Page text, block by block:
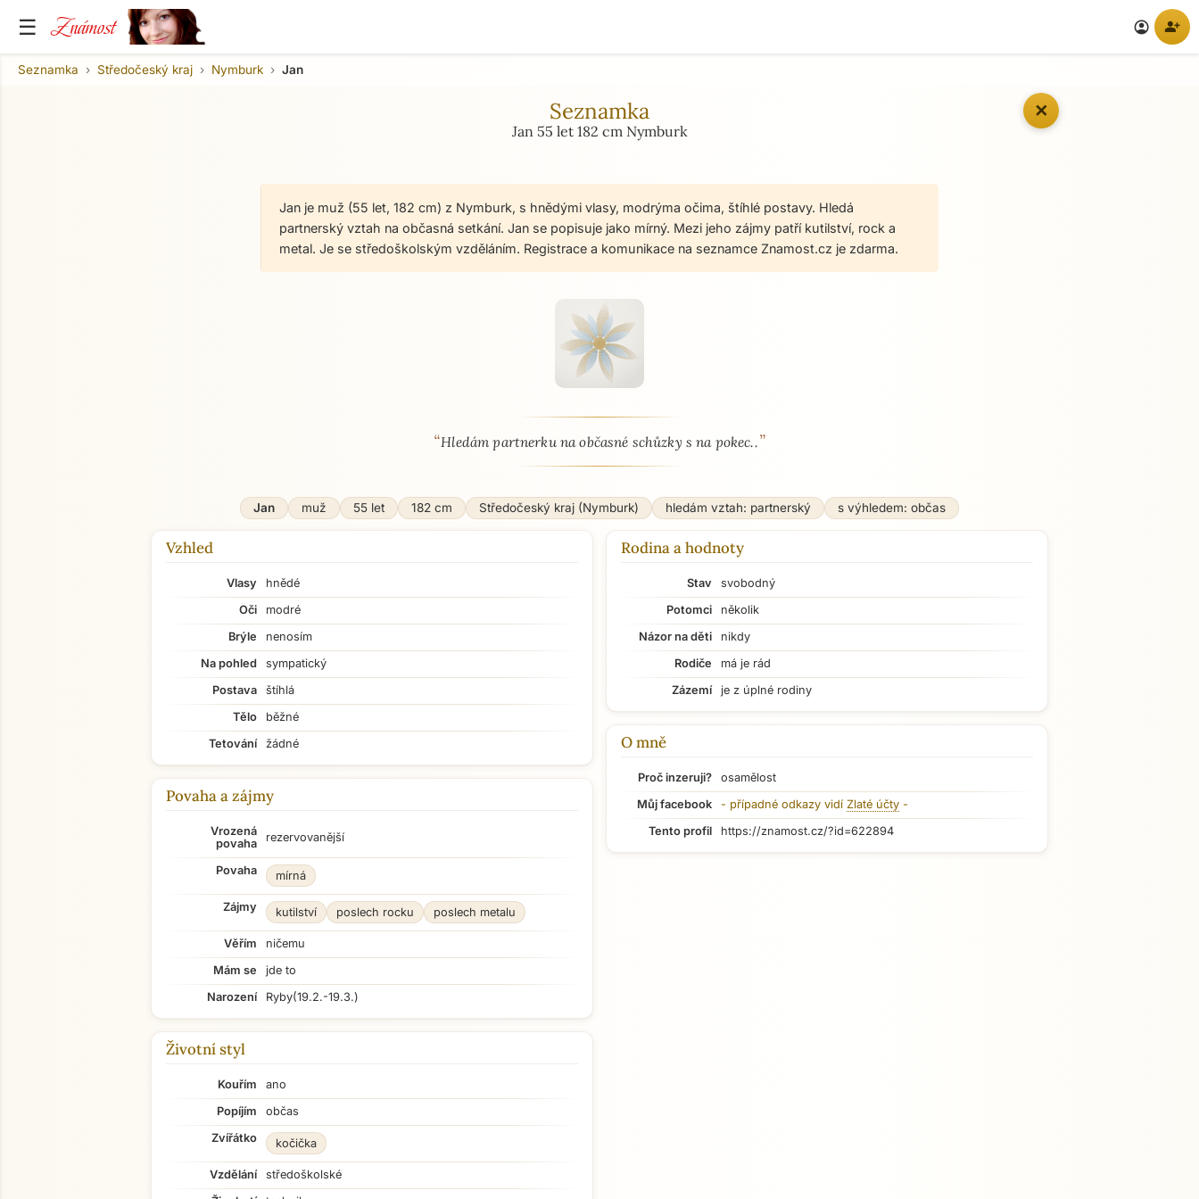
☰ Známost account_circle person_add
✕
Seznamka Středočeský kraj Nymburk Jan
Seznamka
Jan 55 let 182 cm Nymburk
Jan je muž (55 let, 182 cm) z Nymburk, s hnědými vlasy, modrýma očima, štíhlé postavy. Hledá
partnerský vztah na občasná setkání. Jan se popisuje jako mírný. Mezi jeho zájmy patří kutilství, rock a
metal. Je se středoškolským vzděláním. Registrace a komunikace na seznamce Znamost.cz je zdarma.
O mně - seznamka profil
“Hledám partnerku na občasné schůzky s na pokec..”
Jan muž 55 let 182 cm Středočeský kraj (Nymburk) hledám vztah: partnerský s výhledem: občas
Vzhled
Vlasy
hnědé
Oči
modré
Brýle
nenosím
Na pohled
sympatický
Postava
štíhlá
Tělo
běžné
Tetování
žádné
Povaha a zájmy
Vrozená
povaha
rezervovanější
Povaha mírná
Zájmy kutilství poslech rocku poslech metalu
Věřím
ničemu
Mám se
jde to
Narození
Ryby(19.2.-19.3.)
Životní styl
Kouřím
ano
Popíjím
občas
Zvířátko
kočička
Vzdělání
středoškolské
Rodina a hodnoty
Stav
svobodný
Potomci
několik
Názor na děti
nikdy
Rodiče
má je rád
Zázemí
je z úplné rodiny
O mně
Proč inzeruji?
osamělost
Můj facebook
- případné odkazy vidí Zlaté účty -
Tento profil
https://znamost.cz/?id=622894